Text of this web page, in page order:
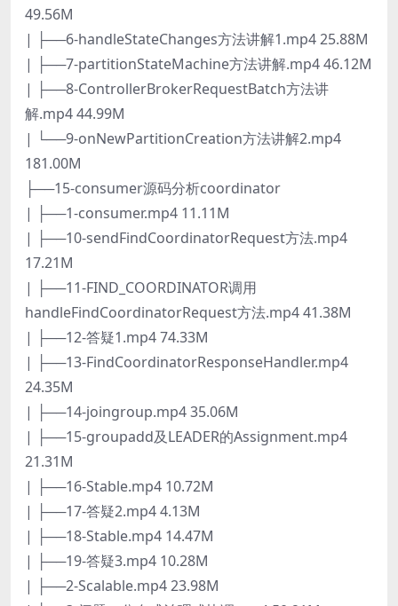
49.56M
| ├──6-handleStateChanges方法讲解1.mp4 25.88M
| ├──7-partitionStateMachine方法讲解.mp4 46.12M
| ├──8-ControllerBrokerRequestBatch方法讲
解.mp4 44.99M
| └──9-onNewPartitionCreation方法讲解2.mp4
181.00M
├──15-consumer源码分析coordinator
| ├──1-consumer.mp4 11.11M
| ├──10-sendFindCoordinatorRequest方法.mp4
17.21M
| ├──11-FIND_COORDINATOR调用
handleFindCoordinatorRequest方法.mp4 41.38M
| ├──12-答疑1.mp4 74.33M
| ├──13-FindCoordinatorResponseHandler.mp4
24.35M
| ├──14-joingroup.mp4 35.06M
| ├──15-groupadd及LEADER的Assignment.mp4
21.31M
| ├──16-Stable.mp4 10.72M
| ├──17-答疑2.mp4 4.13M
| ├──18-Stable.mp4 14.47M
| ├──19-答疑3.mp4 10.28M
| ├──2-Scalable.mp4 23.98M